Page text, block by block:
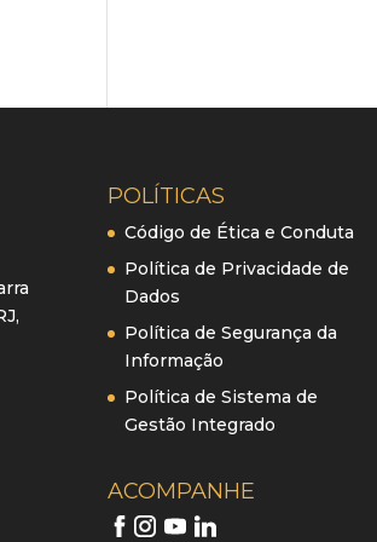
POLÍTICAS
Código de Ética e Conduta
Política de Privacidade de
Dados
Política de Segurança da
Informação
Política de Sistema de
Gestão Integrado
ACOMPANHE